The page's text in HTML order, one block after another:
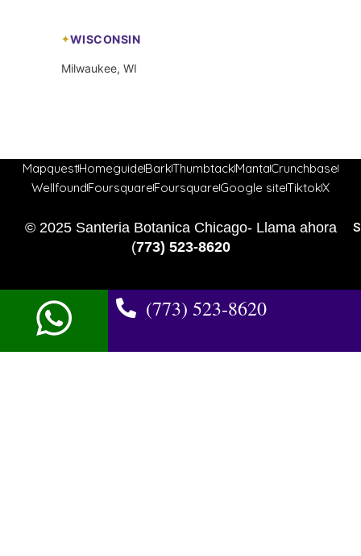
WISCONSIN
Milwaukee, WI
MapquestHomeguideBarkThumbtackMantaCrunchbase
WellfoundFoursquareFoursquareGoogle siteTiktokX
© 2025 Santeria Botanica Chicago- Llama ahora
(773) 523-8620
(773) 523-8620